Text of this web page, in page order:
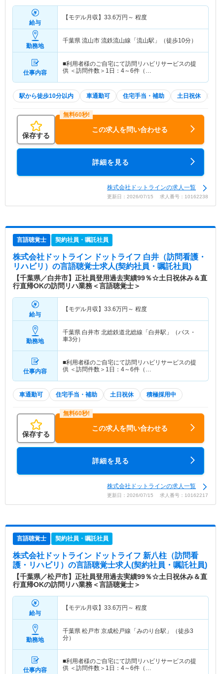
給与
【モデル月収】 33.6万円～ 程度
勤務地
千葉県 流山市 流鉄流山線「流山駅」（徒歩10分）
仕事内容
■利用者様のご自宅にて訪問リハビリサービスの提
供 ＜訪問件数＞1日：4～6件（…
駅から徒歩10分以内 車通勤可 住宅手当・補助 土日祝休
保存する
この求人を問い合わせる
詳細を見る
株式会社ドットラインの求人一覧
更新日：2026/07/15 求人番号：10162238
言語聴覚士 契約社員・嘱託社員
株式会社ドットライン ドットライフ 白井（訪問看護・
リハビリ） の言語聴覚士求人(契約社員・嘱託社員)
【千葉県／白井市】正社員登用過去実績99％☆土日祝休み＆直
行直帰OKの訪問リハ業務＜言語聴覚士＞
給与
【モデル月収】 33.6万円～ 程度
勤務地
千葉県 白井市 北総鉄道北総線「白井駅」（バス・
車3分）
仕事内容
■利用者様のご自宅にて訪問リハビリサービスの提
供 ＜訪問件数＞1日：4～6件（…
車通勤可 住宅手当・補助 土日祝休 積極採用中
保存する
この求人を問い合わせる
詳細を見る
株式会社ドットラインの求人一覧
更新日：2026/07/15 求人番号：10162217
言語聴覚士 契約社員・嘱託社員
株式会社ドットライン ドットライフ 新八柱（訪問看
護・リハビリ） の言語聴覚士求人(契約社員・嘱託社員)
【千葉県／松戸市】正社員登用過去実績99％☆土日祝休み＆直
行直帰OKの訪問リハ業務＜言語聴覚士＞
給与
【モデル月収】 33.6万円～ 程度
勤務地
千葉県 松戸市 京成松戸線「みのり台駅」（徒歩3
分）
仕事内容
■利用者様のご自宅にて訪問リハビリサービスの提
供 ＜訪問件数＞1日：4～6件（…